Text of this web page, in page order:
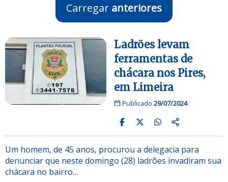
Carregar anteriores
Ladrões levam
ferramentas de
chácara nos Pires,
em Limeira
Publicado 29/07/2024
Um homem, de 45 anos, procurou a delegacia para
denunciar que neste domingo (28) ladrões invadiram sua
chácara no bairro…